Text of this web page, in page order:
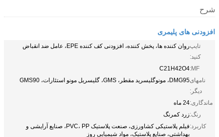
شرح
افزودنی های پلیمری
تایپ
کنید:
روان کننده ها، پخش کننده، افزودنی کف کننده EPE، عامل ضد انقباض
MF:
C21H42O4
نامهای
دیگر:
DMG95، مونوگلیسرید مقطر، GMS، گلیسریل مونو استئارات، GMS90
ماندگاری:24 ماه
رنگ:زرد کمرنگ
کاربرد:
فیلم پلاستیکی کشاورزی، صنعت پلاستیک PVC، PP، صنایع آرایشی و
بهداشتی، صنایع پلاستیک، مواد شیمیایی روز